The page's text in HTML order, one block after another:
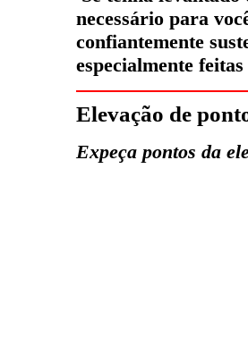
necessário para
confiantemente
especialmente
Elevação de
Expeça pontos da